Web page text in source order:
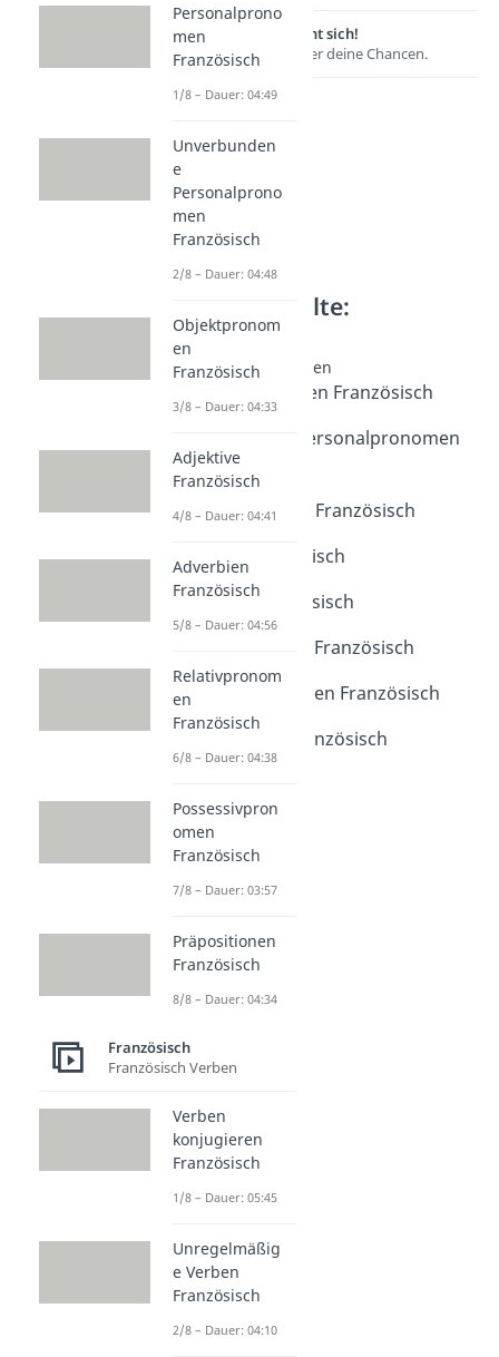
Lernen lohnt sich!
Entdecke hier deine Chancen.
Weitere Inhalte:
Französisch
Französisch Wortarten
Personalpronomen Französisch
Dauer: 04:49
Unverbundene Personalpronomen
Französisch
Dauer: 04:48
Objektpronomen Französisch
Adjektive Französisch
Adverbien Französisch
Dauer: 04:56
Relativpronomen Französisch
Dauer: 04:38
Possessivpronomen Französisch
Dauer: 03:57
Präpositionen Französisch
Dauer: 04:34
Personalprono
men
Französisch
1/8 – Dauer: 04:49
Unverbunden
e
Personalprono
men
Französisch
2/8 – Dauer: 04:48
Objektpronom
en
Französisch
3/8 – Dauer: 04:33
Adjektive
Französisch
4/8 – Dauer: 04:41
Adverbien
Französisch
5/8 – Dauer: 04:56
Relativpronom
en
Französisch
6/8 – Dauer: 04:38
Possessivpron
omen
Französisch
7/8 – Dauer: 03:57
Präpositionen
Französisch
8/8 – Dauer: 04:34
Französisch
Französisch Verben
Verben
konjugieren
Französisch
1/8 – Dauer: 05:45
Unregelmäßig
e Verben
Französisch
2/8 – Dauer: 04:10